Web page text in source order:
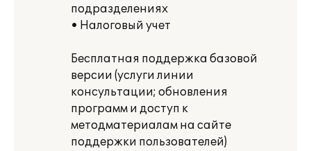
подразделениях
• Налоговый учет
Бесплатная поддержка базовой
версии (услуги линии
консультации; обновления
программ и доступ к
методматериалам на сайте
поддержки пользователей)